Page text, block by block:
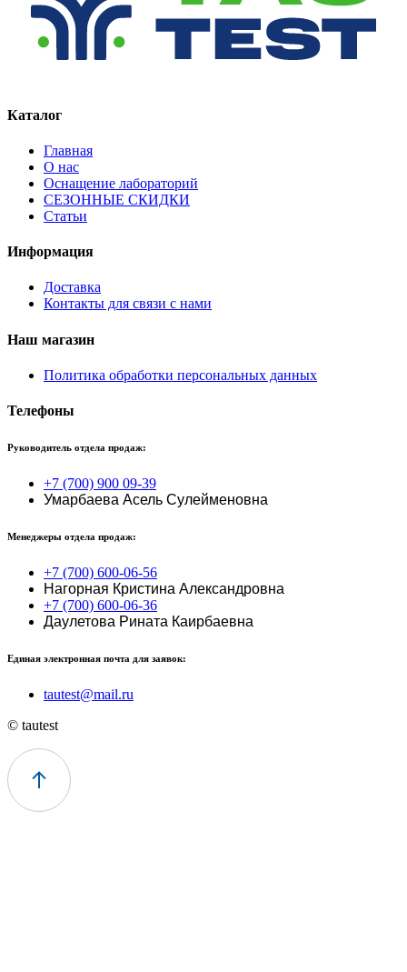
Каталог
Главная
О нас
Оснащение лабораторий
СЕЗОННЫЕ СКИДКИ
Статьи
Информация
Доставка
Контакты для связи с нами
Наш магазин
Политика обработки персональных данных
Телефоны
Руководитель отдела продаж:
+7 (700) 900 09-39
Умарбаева Асель Сулейменовна
Менеджеры отдела продаж:
+7 (700) 600-06-56
Нагорная Кристина Александровна
+7 (700) 600-06-36
Даулетова Рината Каирбаевна
Единая электронная почта для заявок:
tautest@mail.ru
© tautest